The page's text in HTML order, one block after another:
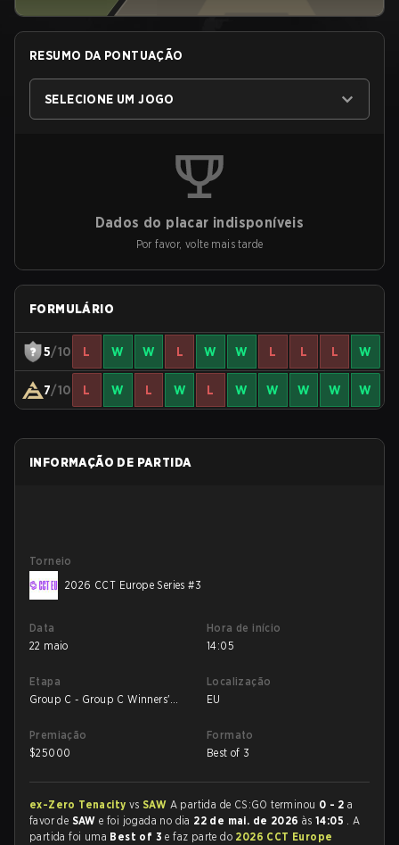
RESUMO DA PONTUAÇÃO
SELECIONE UM JOGO
Dados do placar indisponíveis
Por favor, volte mais tarde
FORMULÁRIO
5/10 L W W L W W L L L W
7/10 L W L W L W W W W W
INFORMAÇÃO DE PARTIDA
Torneio
2026 CCT Europe Series #3
Data
22 maio
Hora de início
14:05
Etapa
Group C - Group C Winners'
Localização
EU
Premiação
$25000
Formato
Best of 3
ex-Zero Tenacity vs SAW A partida de CS:GO terminou 0 - 2 a
favor de SAWe foi jogada no dia 22 de mai. de 2026 às14:05 . A
partida foi uma Best of 3e faz parte do 2026 CCT Europe